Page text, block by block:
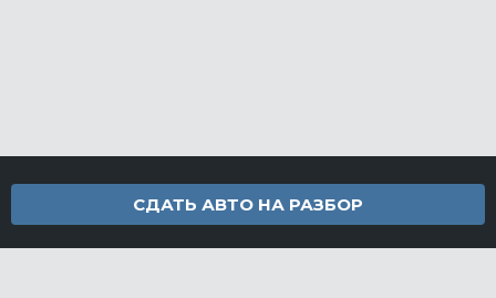
СДАТЬ АВТО НА РАЗБОР